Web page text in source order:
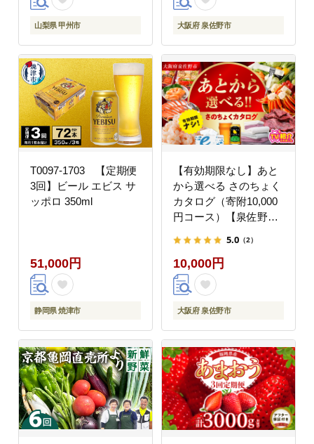
山梨県 甲州市
カタログギフト あとか
大阪府 泉佐野市
T0097-1703 【定期便
3回】ビール エビス サ
ッポロ 350ml
51,000円
静岡県 焼津市
【有効期限なし】あと
から選べる さのちょく
カタログ（寄附10,000
円コース）【泉佐野市
以上 高評価 肉 ビール
海鮮 野菜 定期便 タオ
ル ティッシュ 後から
カタログギフト あとか
5.0 （2）
10,000円
大阪府 泉佐野市